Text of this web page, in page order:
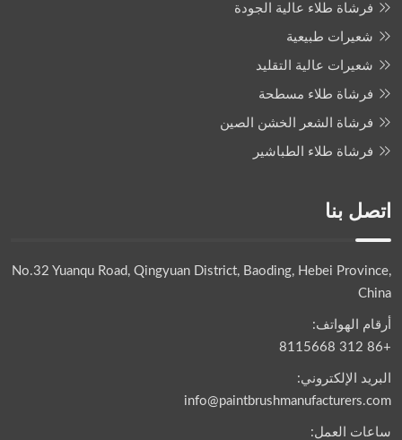
فرشاة طلاء عالية الجودة
شعيرات طبيعية
شعيرات عالية التقليد
فرشاة طلاء مسطحة
فرشاة الشعر الخشن الصين
فرشاة طلاء الطباشير
اتصل بنا
No.32 Yuanqu Road, Qingyuan District, Baoding, Hebei Province,
China
أرقام الهواتف:
+86 312 8115668
البريد الإلكتروني:
info@paintbrushmanufacturers.com
ساعات العمل: